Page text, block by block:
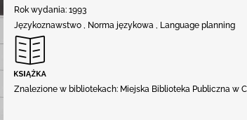
Rok wydania: 1993
Językoznawstwo , Norma językowa , Language planning
Znalezione w bibliotekach: Miejska Biblioteka Publiczna w